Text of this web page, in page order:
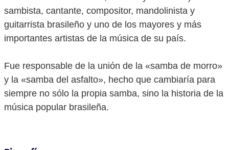
sambista, cantante, compositor, mandolinista y
guitarrista brasileño y uno de los mayores y más
importantes artistas de la música de su país.
Fue responsable de la unión de la «samba de morro»
y la «samba del asfalto», hecho que cambiaría para
siempre no sólo la propia samba, sino la historia de la
música popular brasileña.